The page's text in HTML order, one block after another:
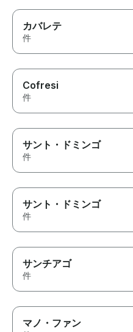
カバレテ
件
Cofresi
件
サント・ドミンゴ
件
サント・ドミンゴ
件
サンチアゴ
件
マノ・ファン